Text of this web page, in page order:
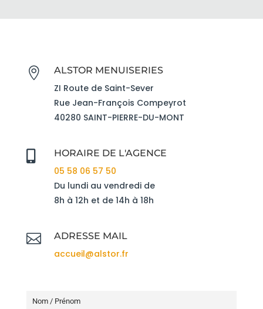
 ALSTOR MENUISERIES
ZI Route de Saint-Sever
Rue Jean-François Compeyrot
40280 SAINT-PIERRE-DU-MONT
 HORAIRE DE L'AGENCE
05 58 06 57 50
Du lundi au vendredi de
8h à 12h et de 14h à 18h
 ADRESSE MAIL
accueil@alstor.fr